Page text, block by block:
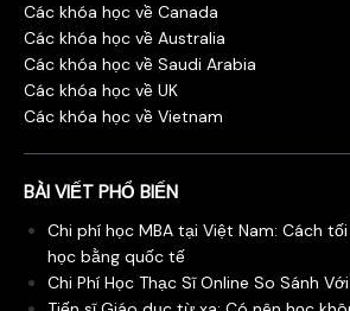
Các khóa học về Canada
Các khóa học về Australia
Các khóa học về Saudi Arabia
Các khóa học về UK
Các khóa học về Vietnam
BÀI VIẾT PHỔ BIẾN
Chi phí học MBA tại Việt Nam: Cách
học bằng quốc tế
Chi Phí Học Thạc Sĩ Online So Sánh